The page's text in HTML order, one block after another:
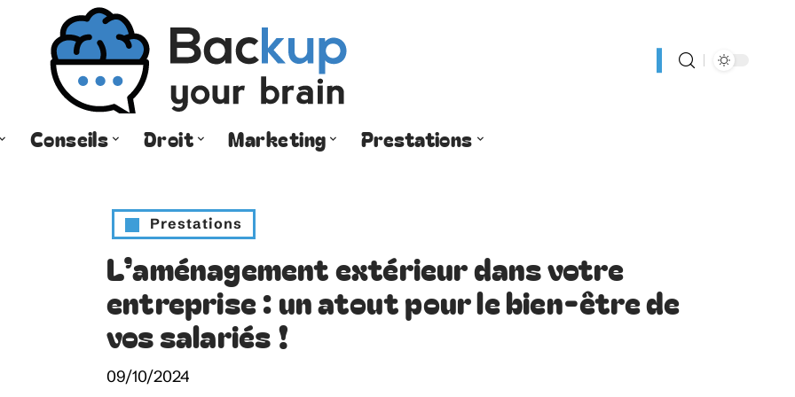
Conseils Droit Marketing Prestations
Prestations
L’aménagement extérieur dans votre
entreprise : un atout pour le bien-être de
vos salariés !
09/10/2024